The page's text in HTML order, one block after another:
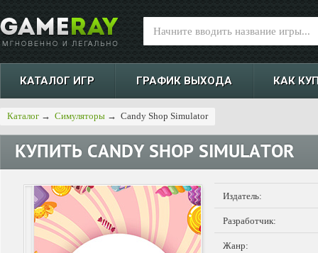
КАТАЛОГ ИГР ГРАФИК ВЫХОДА КАК
Каталог → Симуляторы → Candy Shop Simulator
КУПИТЬ CANDY SHOP SIMULATOR
Издатель:
Разработчик:
Жанр: